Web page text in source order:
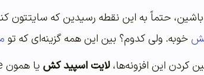
باشین، حتماً به این نقطه رسیدین که
خوبه. ولی کدوم؟ بین این همه گزینه‌ای که تو
کردن این افزونه‌ها، لایت اسپید کش یا همون LiteSpeed Cache هست. و جالبیش اینه که کاملاً رایگانه.